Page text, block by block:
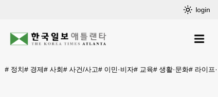
login
# 정치# 경제# 사회# 사건/사고# 이민·비자# 교육# 생활·문화# 라이프